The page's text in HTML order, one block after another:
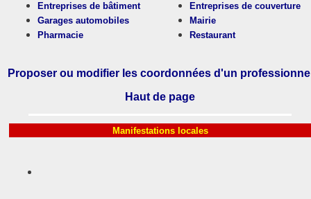
Entreprises de bâtiment
Entreprises de couverture
Garages automobiles
Mairie
Pharmacie
Restaurant
Proposer ou modifier les coordonnées d'un
Haut de page
Manifestations locales